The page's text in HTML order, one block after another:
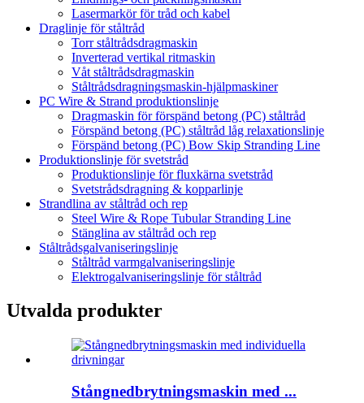
Lasermarkör för tråd och kabel
Draglinje för ståltråd
Torr ståltrådsdragmaskin
Inverterad vertikal ritmaskin
Våt ståltrådsdragmaskin
Ståltrådsdragningsmaskin-hjälpmaskiner
PC Wire & Strand produktionslinje
Dragmaskin för förspänd betong (PC) ståltråd
Förspänd betong (PC) ståltråd låg relaxationslinje
Förspänd betong (PC) Bow Skip Stranding Line
Produktionslinje för svetstråd
Produktionslinje för fluxkärna svetstråd
Svetstrådsdragning & kopparlinje
Strandlina av ståltråd och rep
Steel Wire & Rope Tubular Stranding Line
Stänglina av ståltråd och rep
Ståltrådsgalvaniseringslinje
Ståltråd varmgalvaniseringslinje
Elektrogalvaniseringslinje för ståltråd
Utvalda produkter
Stångnedbrytningsmaskin med ...